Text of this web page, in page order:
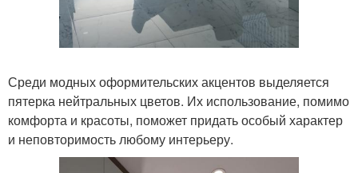
Среди модных оформительских акцентов выделяется
пятерка нейтральных цветов. Их использование, помимо
комфорта и красоты, поможет придать особый характер
и неповторимость любому интерьеру.